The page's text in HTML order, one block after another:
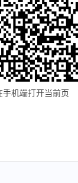
手机端打开当前页